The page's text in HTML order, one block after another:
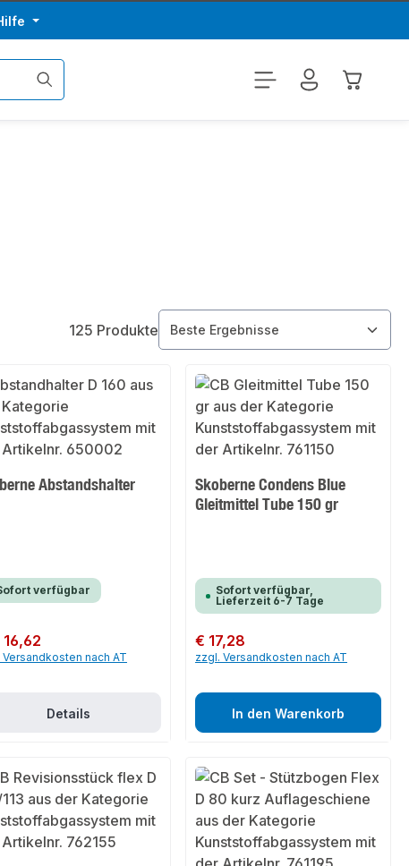
125 Produkte
Abstandshalter
verfügbar
Preis:
Versandkosten nach AT
Details
Skoberne Condens Blue
Gleitmittel Tube 150 gr
Sofort verfügbar,
Lieferzeit 6-7 Tage
Regulärer Preis:
€ 17,28
zzgl. Versandkosten nach AT
In den Warenkorb